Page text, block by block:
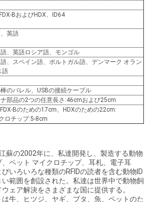
BおよびHDX、ID64
英語
、英語ロシア語、モンゴル
、スペイン語、ポルトガル語、デンマーク オラン
語
のバレル、USBの接続ケーブル
部品の2つの任意長さ:46cmおよび25cm
Bのための17cm、HDXのための22cm:
ロチップ:5-8cm
蘇の2002年に、私達開発し、製造する動物
ペット マイクロチップ、耳札、電子耳
いろいろな種類のRFIDの読者を含む動物ID
範囲を創設された。私達は世界中で動物飼
ェア解決をさまざまな国に提供する。
牛、ヒツジ、ヤギ、ブタ、魚、ペットのた